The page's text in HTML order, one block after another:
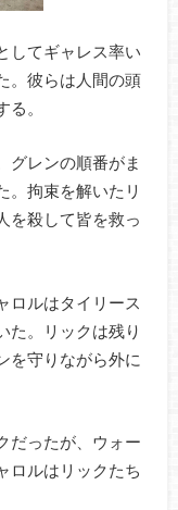
してギャレス率い
。彼らは人間の頭
。
グレンの順番がま
。拘束を解いたリ
を殺して皆を救っ
ロルはタイリース
た。リックは残り
を守りながら外に
だったが、ウォー
ロルはリックたち